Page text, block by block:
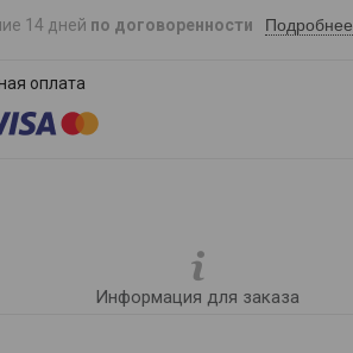
14 дней по договоренности Подробнее
Информация для заказа